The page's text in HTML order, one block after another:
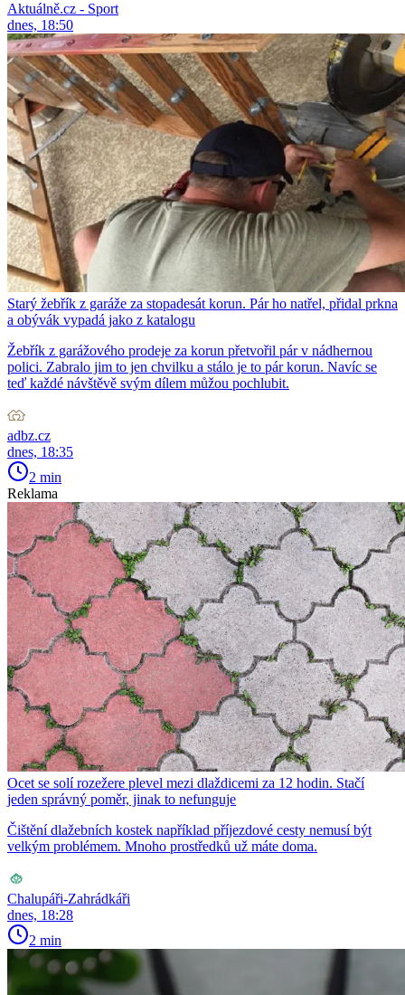
Aktuálně.cz - Sport
dnes, 18:50
Starý žebřík z garáže za stopadesát korun. Pár ho natřel, přidal prkna
a obývák vypadá jako z katalogu
Žebřík z garážového prodeje za korun přetvořil pár v nádhernou
polici. Zabralo jim to jen chvilku a stálo je to pár korun. Navíc se
teď každé návštěvě svým dílem můžou pochlubit.
adbz.cz
dnes, 18:35
2 min
Reklama
Ocet se solí rozežere plevel mezi dlaždicemi za 12 hodin. Stačí
jeden správný poměr, jinak to nefunguje
Čištění dlažebních kostek například příjezdové cesty nemusí být
velkým problémem. Mnoho prostředků už máte doma.
Chalupáři-Zahrádkáři
dnes, 18:28
2 min